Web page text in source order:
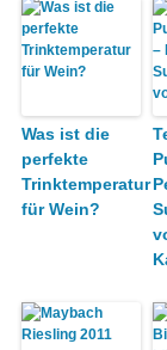
Was ist die
perfekte
Trinktemperatur
für Wein?